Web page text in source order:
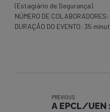
(Estagiário de Segurança).
NÚMERO DE
DURAÇÃO DO EVENTO: 35
PREVIOUS
A EPCL/